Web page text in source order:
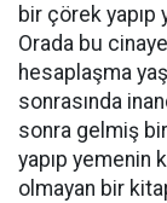
bir çörek yapıp
Orada bu
hesaplaşma
sonrasında
sonra gelmiş
yapıp yemenin
olmayan bir